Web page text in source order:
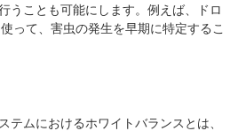
うことも可能にします。例えば、ドロ
って、害虫の発生を早期に特定するこ
テムにおけるホワイトバランスとは、